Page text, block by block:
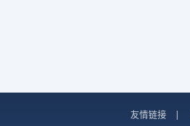
友情链接 |